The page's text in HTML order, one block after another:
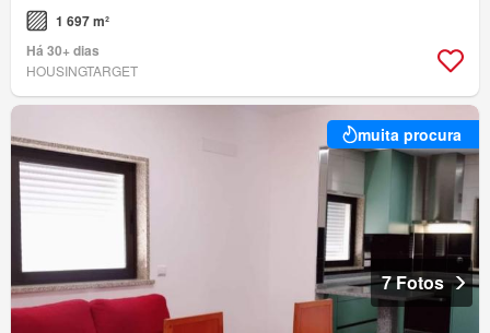
1 697 m²
Há 30+ dias
HOUSINGTARGET
muita procura
7 Fotos